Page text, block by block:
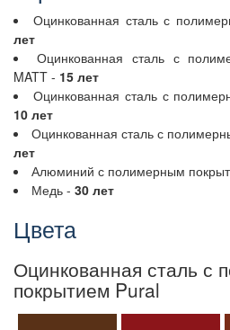
Оцинкованная сталь с
лет
Оцинкованная сталь с
MATT - 15 лет
Оцинкованная сталь с
10 лет
Оцинкованная сталь с
лет
Алюминий с полимерным
Медь - 30 лет
Цвета
Оцинкованная сталь с
покрытием Pural